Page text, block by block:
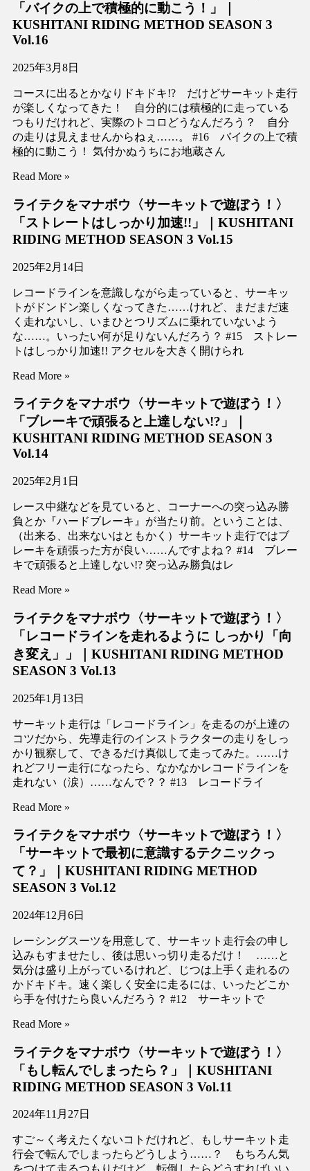
「バイクの上で積極的に動こう！」｜
KUSHITANI RIDING METHOD SEASON 3
Vol.16
2025年3月8日
コースに出るとかなりドキドキ!? だけどサーキット走行
が楽しくなってきた！ 自分的には積極的に走っている
つもりだけれど、実際のトコロどうなんだろう？ 自分
の走りは見えませんからねぇ……。 #16 バイクの上で積
極的に動こう！ 気付かぬうちにお地蔵さん
Read More »
ライテクをマナボウ〈サーキットで遊ぼう！〉
「ストレートはしっかり加速!!」｜KUSHITANI
RIDING METHOD SEASON 3 Vol.15
2025年2月14日
レコードラインを意識しながら走っていると、サーキッ
トがドンドン楽しくなってきた……けれど、まだまだ速
く走れないし、いまひとつリズムに乗れていないよう
な……。いったい何が足りないんだろう？ #15 ストレー
トはしっかり加速!! アクセルを大きく開けられ
Read More »
ライテクをマナボウ〈サーキットで遊ぼう！〉
「ブレーキで頑張ると上達しない!?」｜
KUSHITANI RIDING METHOD SEASON 3
Vol.14
2025年2月1日
レース中継などを見ていると、コーナーへの突っ込み勝
負とか『ハードブレーキ』が当たり前。ということは、
（出来る、出来ないはともかく）サーキット走行ではブ
レーキを頑張った方が良い……んですよね？ #14 ブレー
キで頑張ると上達しない!? 突っ込み勝負はレ
Read More »
ライテクをマナボウ〈サーキットで遊ぼう！〉
「レコードラインを走れるように しっかり「向
き変え」」｜KUSHITANI RIDING METHOD
SEASON 3 Vol.13
2025年1月13日
サーキット走行は「レコードライン」を走るのが上達の
コツだから、先導走行のインストラクターの走りをしっ
かり観察して、できるだけ真似して走ってみた。……け
れどフリー走行になったら、なかなかレコードラインを
走れない（涙）……なんで？？ #13 レコードライ
Read More »
ライテクをマナボウ〈サーキットで遊ぼう！〉
「サーキットで最初に意識するテクニックっ
て？」｜KUSHITANI RIDING METHOD
SEASON 3 Vol.12
2024年12月6日
レーシングスーツを用意して、サーキット走行会の申し
込みもすませたし、後は思いっ切り走るだけ！ ……と
気分は盛り上がっているけれど、じつは上手く走れるの
かドキドキ。速く楽しく安全に走るには、いったどこか
ら手を付けたら良いんだろう？ #12 サーキットで
Read More »
ライテクをマナボウ〈サーキットで遊ぼう！〉
「もし転んでしまったら？」｜KUSHITANI
RIDING METHOD SEASON 3 Vol.11
2024年11月27日
すご～く考えたくないコトだけれど、もしサーキット走
行会で転んでしまったらどうしよう……？ もちろん気